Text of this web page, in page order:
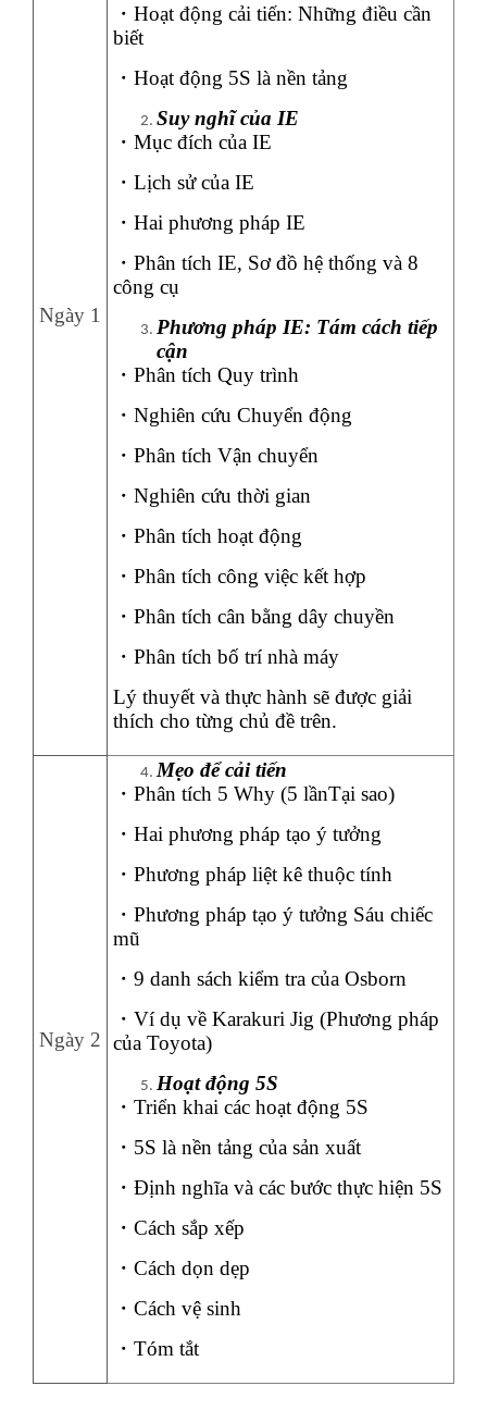
Ngày 1
・ Hoạt động cải tiến: Những điều cần
biết
・ Hoạt động 5S là nền tảng
Suy nghĩ của IE
・ Mục đích của IE
・ Lịch sử của IE
・ Hai phương pháp IE
・ Phân tích IE, Sơ đồ hệ thống và 8
công cụ
Phương pháp IE: Tám cách tiếp
cận
・ Phân tích Quy trình
・ Nghiên cứu Chuyển động
・ Phân tích Vận chuyển
・ Nghiên cứu thời gian
・ Phân tích hoạt động
・ Phân tích công việc kết hợp
・ Phân tích cân bằng dây chuyền
・ Phân tích bố trí nhà máy
Lý thuyết và thực hành sẽ được giải
thích cho từng chủ đề trên.
Ngày 2
Mẹo để cải tiến
・ Phân tích 5 Why (5 lầnTại sao)
・ Hai phương pháp tạo ý tưởng
・ Phương pháp liệt kê thuộc tính
・ Phương pháp tạo ý tưởng Sáu chiếc
mũ
・ 9 danh sách kiểm tra của Osborn
・ Ví dụ về Karakuri Jig (Phương pháp
của Toyota)
Hoạt động 5S
・ Triển khai các hoạt động 5S
・ 5S là nền tảng của sản xuất
・ Định nghĩa và các bước thực hiện 5S
・ Cách sắp xếp
・ Cách dọn dẹp
・ Cách vệ sinh
・ Tóm tắt